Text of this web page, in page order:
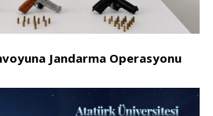
Jandarma Operasyonu